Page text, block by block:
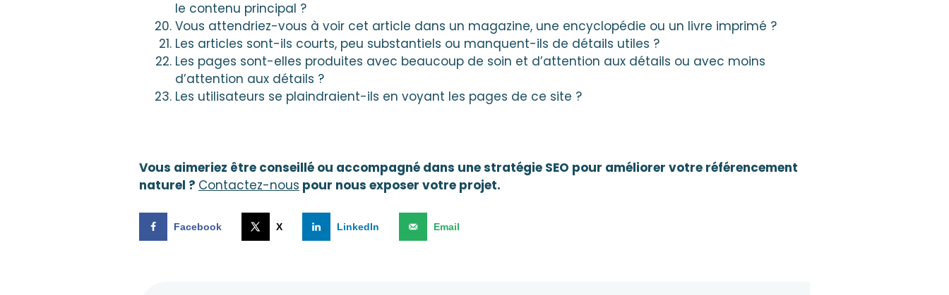
le contenu principal ?
Vous attendriez-vous à voir cet article dans un magazine, une encyclopédie ou un livre imprimé ?
Les articles sont-ils courts, peu substantiels ou manquent-ils de détails utiles ?
Les pages sont-elles produites avec beaucoup de soin et d’attention aux détails ou avec moins
d’attention aux détails ?
Les utilisateurs se plaindraient-ils en voyant les pages de ce site ?
Vous aimeriez être conseillé ou accompagné dans une stratégie SEO pour améliorer votre référencement
naturel ? Contactez-nous pour nous exposer votre projet.
Facebook X LinkedIn Email